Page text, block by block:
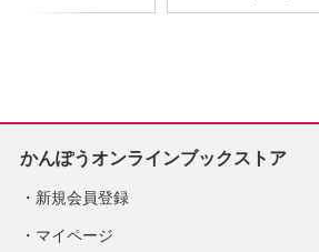
※2026年8月下旬発
かんぽうオンラインブックストア
新規会員登録
マイページ